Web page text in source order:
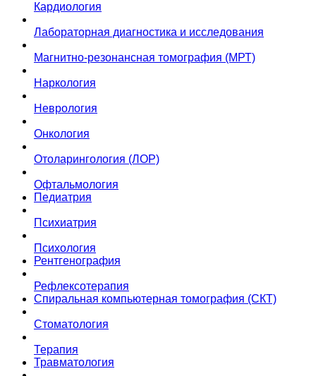
Кардиология
Лабораторная диагностика и исследования
Магнитно-резонансная томография (МРТ)
Наркология
Неврология
Онкология
Отоларингология (ЛОР)
Офтальмология
Педиатрия
Психиатрия
Психология
Рентгенография
Рефлексотерапия
Спиральная компьютерная томография (СКТ)
Стоматология
Терапия
Травматология